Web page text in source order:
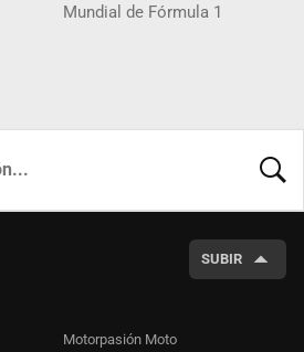
Mundial de Fórmula 1
SUBIR
Motorpasión Moto